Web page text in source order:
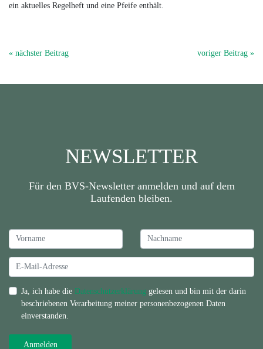
ein aktuelles Regelheft und eine Pfeife enthält.
« nächster Beitrag voriger Beitrag »
NEWSLETTER
Für den BVS-Newsletter anmelden und auf dem
Laufenden bleiben.
Ja, ich habe die Datenschutzerklärung gelesen und bin mit der darin
beschriebenen Verarbeitung meiner personenbezogenen Daten
einverstanden.